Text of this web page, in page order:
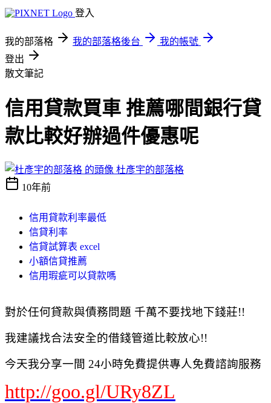
登入
我的部落格 我的部落格後台
我的帳號
登出
散文筆記
信用貸款買車 推薦哪間銀行貸
款比較好辦過件優惠呢
杜彥宇的部落格
10年前
信用貸款利率最低
信貸利率
信貸試算表 excel
小額信貸推薦
信用瑕疵可以貸款嗎
對於任何貸款與債務問題 千萬不要找地下錢莊!!
我建議找合法安全的借錢管道比較放心!!
今天我分享一間 24小時免費提供專人免費諮詢服務
http://goo.gl/URy8ZL